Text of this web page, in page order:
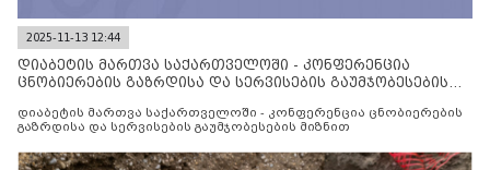
2025-11-13 12:44
დიაბეტის მართვა საქართველოში - კონფერენცია
ცნობიერების გაზრდისა და სერვისების გაუმჯობესების
დიაბეტის მართვა საქართველოში - კონფერენცია ცნობიერების
გაზრდისა და სერვისების გაუმჯობესების მიზნით